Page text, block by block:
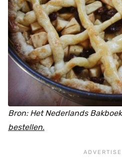
Bron: Het Nederlands
bestellen.